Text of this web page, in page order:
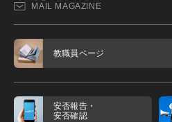
MAIL MAGAZINE
教職員ページ
安否報告・
安否確認